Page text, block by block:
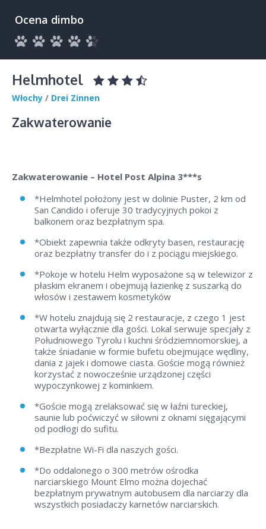
Ocena dimbo
Helmhotel
Włochy / Drei Zinnen
Zakwaterowanie
Zakwaterowanie – Hotel Post Alpina 3***s
*Helmhotel położony jest w dolinie Puster, 2 km od
San Candido i oferuje 30 tradycyjnych pokoi z
balkonem oraz bezpłatnym spa.
*Obiekt zapewnia także odkryty basen, restaurację
oraz bezpłatny transfer do i z pociągu miejskiego.
*Pokoje w hotelu Helm wyposażone są w telewizor z
płaskim ekranem i obejmują łazienkę z suszarką do
włosów i zestawem kosmetyków
*W hotelu znajdują się 2 restauracje, z czego 1 jest
otwarta wyłącznie dla gości. Lokal serwuje specjały z
Południowego Tyrolu i kuchni śródziemnomorskiej, a
także śniadanie w formie bufetu obejmujące wędliny,
dania z jajek i domowe ciasta. Goście mogą również
korzystać z nowocześnie urządzonej części
wypoczynkowej z kominkiem.
*Goście mogą zrelaksować się w łaźni tureckiej,
saunie lub poćwiczyć w siłowni z oknami sięgającymi
od podłogi do sufitu.
*Bezpłatne Wi-Fi dla naszych gości.
*Do oddalonego o 300 metrów ośrodka
narciarskiego Mount Elmo można dojechać
bezpłatnym prywatnym autobusem dla narciarzy dla
wszystkich posiadaczy karnetów narciarskich.